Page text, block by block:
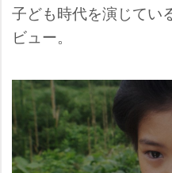
子ども時代を演じてい
ビュー。